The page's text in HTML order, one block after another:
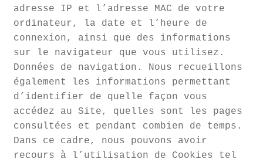
adresse IP et l’adresse MAC de votre
ordinateur, la date et l’heure de
connexion, ainsi que des informations
sur le navigateur que vous utilisez.
Données de navigation. Nous recueillons
également les informations permettant
d’identifier de quelle façon vous
accédez au Site, quelles sont les pages
consultées et pendant combien de temps.
Dans ce cadre, nous pouvons avoir
recours à l’utilisation de Cookies tel